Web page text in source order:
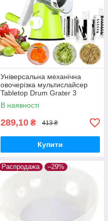
Універсальна механічна
овочерізка мультислайсер
Tabletop Drum Grater 3
насадки, пластик/нержавіюча
сталь
В наявності
289,10 ₴ 413 ₴
Купити
Распродажа –29%